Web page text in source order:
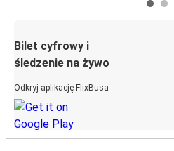
Bilet cyfrowy i
śledzenie na żywo
Odkryj aplikację FlixBusa